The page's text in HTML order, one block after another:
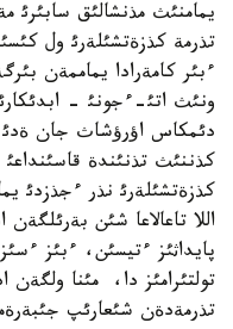
يمامنئث مذنشالئق سابئرئ
تذرمة كذزةتشئلةرئ ول
ءبئر كامةرادا يماممةن
ونئث اتئ-ءجونئ -
دئمكاس اؤرؤشاث جان ةدئ.
كذننئث تذنئندة قاسئنداعئ
كذزةتشئلةرئ نذر ءجذزدئ
اللا تاعالاعا شئن
پايداثئز ءتيسئن، ءبئز
تولتئرامئز دا، مئنا
تذرمةدةن شئعارئپ